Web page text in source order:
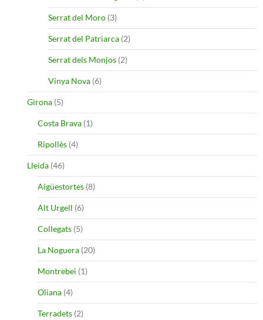
Serrat del Moro (3)
Serrat del Patriarca (2)
Serrat dels Monjos (2)
Vinya Nova (6)
Girona (5)
Costa Brava (1)
Ripollès (4)
Lleida (46)
Aigüestortes (8)
Alt Urgell (6)
Collegats (5)
La Noguera (20)
Montrebei (1)
Oliana (4)
Terradets (2)